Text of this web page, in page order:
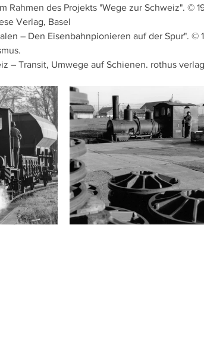
Rahmen des Projekts "Wege zur Schweiz". ©
Verlag, Basel
– Den Eisenbahnpionieren auf der Spur". ©
– Transit, Umwege auf Schienen. rothus